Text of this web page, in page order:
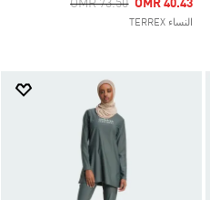
Price Reduced From
OMR 73.50ToOMR 40.43
النساء TERREX